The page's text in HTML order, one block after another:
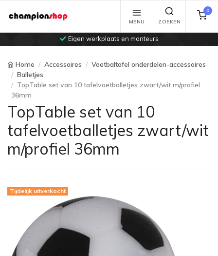
Eigen werkplaats en monteurs
MENU ZOEKEN
0
Home Accessoires
Voetbaltafel onderdelen-accessoires
Balletjes
TopTable set van 10 tafelvoetballetjes zwart/wit m/profiel
36mm
TopTable set van 10
tafelvoetballetjes zwart/wit
m/profiel 36mm
Tijdelijk uitverkocht